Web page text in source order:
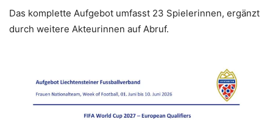
Das komplette Aufgebot umfasst 23 Spielerinnen, ergänzt
durch weitere Akteurinnen auf Abruf.